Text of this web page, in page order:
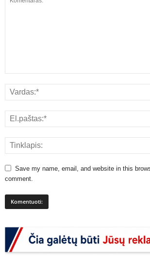
Save my name, email, and website in this
comment.